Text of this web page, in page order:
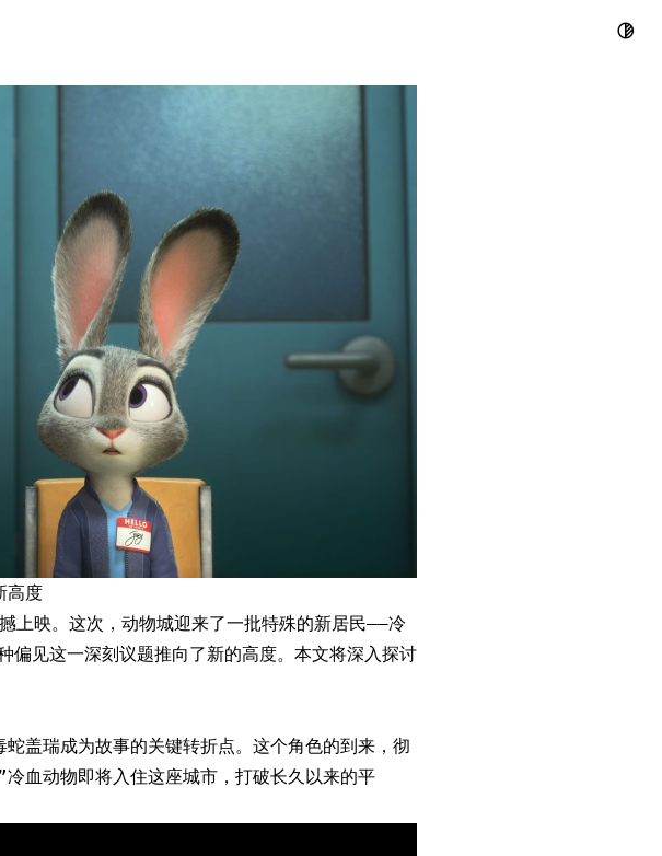
方城市2》如何挑战
高度
上映。这次，动物城迎来了一批特殊的新居民——冷
偏见这一深刻议题推向了新的高度。本文将深入探讨
盖瑞成为故事的关键转折点。这个角色的到来，彻
血动物即将入住这座城市，打破长久以来的平